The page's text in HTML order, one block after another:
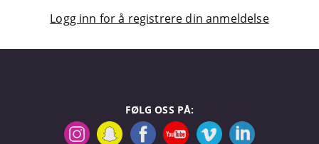
Logg inn for å registrere din anmeldelse
FØLG OSS PÅ: